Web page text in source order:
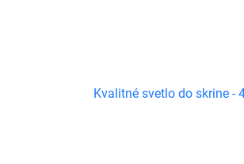
Kvalitné svetlo do skrine -